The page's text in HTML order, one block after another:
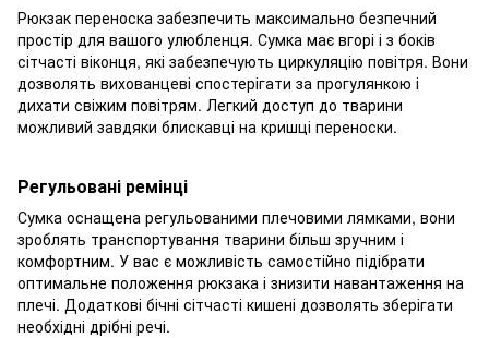
Рюкзак переноска забезпечить максимально безпечний
простір для вашого улюбленця. Сумка має вгорі і з боків
сітчасті віконця, які забезпечують циркуляцію повітря. Вони
дозволять вихованцеві спостерігати за прогулянкою і
дихати свіжим повітрям. Легкий доступ до тварини
можливий завдяки блискавці на кришці переноски.
Регульовані ремінці
Сумка оснащена регульованими плечовими лямками, вони
зроблять транспортування тварини більш зручним і
комфортним. У вас є можливість самостійно підібрати
оптимальне положення рюкзака і знизити навантаження на
плечі. Додаткові бічні сітчасті кишені дозволять зберігати
необхідні дрібні речі.